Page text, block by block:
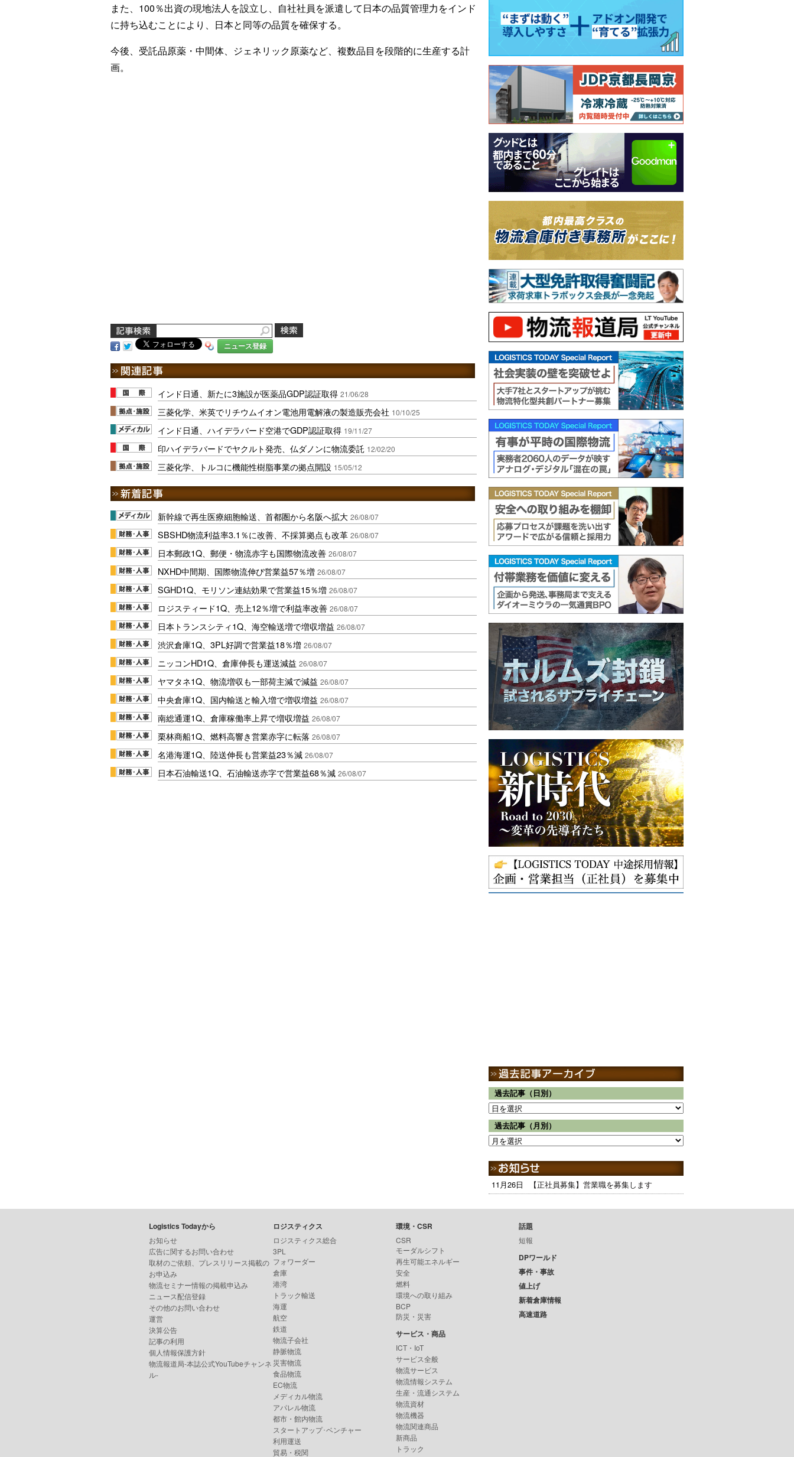
また、100％出資の現地法人を設立し、自社社員を派遣して日本の品質管理力をインド
に持ち込むことにより、日本と同等の品質を確保する。
今後、受託品原薬・中間体、ジェネリック原薬など、複数品目を段階的に生産する計
画。
ニュース登録
インド日通、新たに3施設が医薬品GDP認証取得 21/06/28
三菱化学、米英でリチウムイオン電池用電解液の製造販売会社 10/10/25
インド日通、ハイデラバード空港でGDP認証取得 19/11/27
印ハイデラバードでヤクルト発売、仏ダノンに物流委託 12/02/20
三菱化学、トルコに機能性樹脂事業の拠点開設 15/05/12
新幹線で再生医療細胞輸送、首都圏から名阪へ拡大 26/08/07
SBSHD物流利益率3.1％に改善、不採算拠点も改革 26/08/07
日本郵政1Q、郵便・物流赤字も国際物流改善 26/08/07
NXHD中間期、国際物流伸び営業益57％増 26/08/07
SGHD1Q、モリソン連結効果で営業益15％増 26/08/07
ロジスティード1Q、売上12％増で利益率改善 26/08/07
日本トランスシティ1Q、海空輸送増で増収増益 26/08/07
渋沢倉庫1Q、3PL好調で営業益18％増 26/08/07
ニッコンHD1Q、倉庫伸長も運送減益 26/08/07
ヤマタネ1Q、物流増収も一部荷主減で減益 26/08/07
中央倉庫1Q、国内輸送と輸入増で増収増益 26/08/07
南総通運1Q、倉庫稼働率上昇で増収増益 26/08/07
栗林商船1Q、燃料高響き営業赤字に転落 26/08/07
名港海運1Q、陸送伸長も営業益23％減 26/08/07
日本石油輸送1Q、石油輸送赤字で営業益68％減 26/08/07
過去記事（日別）
過去記事（月別）
11月26日 【正社員募集】営業職を募集します
Logistics Todayから
お知らせ
広告に関するお問い合わせ
取材のご依頼、プレスリリース掲載の
お申込み
物流セミナー情報の掲載申込み
ニュース配信登録
その他のお問い合わせ
運営
決算公告
記事の利用
個人情報保護方針
物流報道局-本誌公式YouTubeチャンネ
ル-
ロジスティクス
ロジスティクス総合
3PL
フォワーダー
倉庫
港湾
トラック輸送
海運
航空
鉄道
物流子会社
静脈物流
災害物流
食品物流
EC物流
メディカル物流
アパレル物流
都市・館内物流
スタートアップ･ベンチャー
利用運送
貿易・税関
環境・CSR
CSR
モーダルシフト
再生可能エネルギー
安全
燃料
環境への取り組み
BCP
防災・災害
サービス・商品
ICT・IoT
サービス全般
物流サービス
物流情報システム
生産・流通システム
物流資材
物流機器
物流関連商品
新商品
トラック
話題
短報
DPワールド
事件・事故
値上げ
新着倉庫情報
高速道路